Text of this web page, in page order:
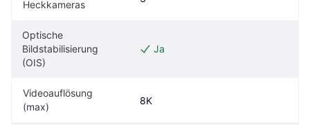
Heckkameras
Optische
Bildstabilisierung
(OIS)
Ja
Videoauflösung
(max)
8K